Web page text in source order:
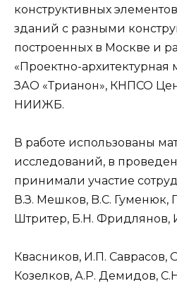
конструктивных
зданий с разными
построенных в Москве и
«Проектно-архитектурная
ЗАО «Трианон», КНПСО
НИИЖБ.
В работе использованы
исследований, в
принимали участие
В.З. Мешков, B.C. Гуменюк,
Штритер, Б.Н. Фридлянов,
Квасников, И.П. Саврасов,
Козелков, А.Р. Демидов,